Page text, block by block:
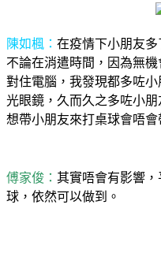
陳如楓： 在疫情下小朋友多
不論在消遣時間，因為無
對住電腦，我發現都多咗
光眼鏡，久而久之多咗小
想帶小朋友來打桌球會唔會
傅家俊： 其實唔會有影響
球，依然可以做到。